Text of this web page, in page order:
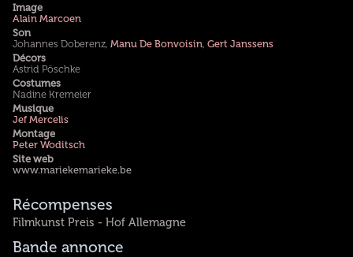
Image
Alain Marcoen
Son
Johannes Doberenz, Manu De Bonvoisin, Gert Janssens
Décors
Astrid Pöschke
Costumes
Nadine Kremeier
Musique
Jef Mercelis
Montage
Peter Woditsch
Site web
www.mariekemarieke.be
Récompenses
Filmkunst Preis - Hof Allemagne
Bande annonce